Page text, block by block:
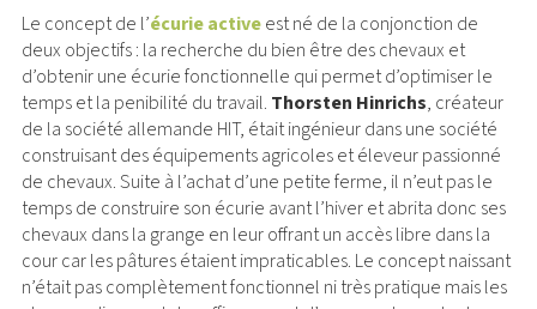
Le concept de l’écurie activeest né de la conjonction de
deux objectifs : la recherche du bien être des chevaux et
d’obtenir une écurie fonctionnelle qui permet d’optimiser le
temps et la penibilité du travail. Thorsten Hinrichs, créateur
de la société allemande HIT, était ingénieur dans une société
construisant des équipements agricoles et éleveur passionné
de chevaux. Suite à l’achat d’une petite ferme, il n’eut pas le
temps de construire son écurie avant l’hiver et abrita donc ses
chevaux dans la grange en leur offrant un accès libre dans la
cour car les pâtures étaient impraticables. Le concept naissant
n’était pas complètement fonctionnel ni très pratique mais les